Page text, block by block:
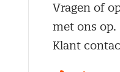
Vragen of
met ons op.
Klant